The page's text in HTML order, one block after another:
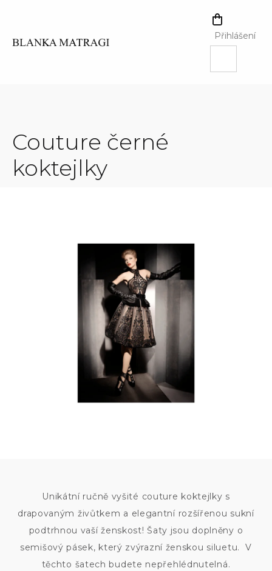
NÁKUPNÍ
KOŠÍK
Přihlášení
Couture černé
koktejlky
Unikátní ručně vyšité couture koktejlky s
drapovaným živůtkem a elegantní rozšířenou sukní
podtrhnou vaší ženskost! Šaty jsou doplněny o
semišový pásek, který zvýrazní ženskou siluetu. V
těchto šatech budete nepřehlédnutelná.